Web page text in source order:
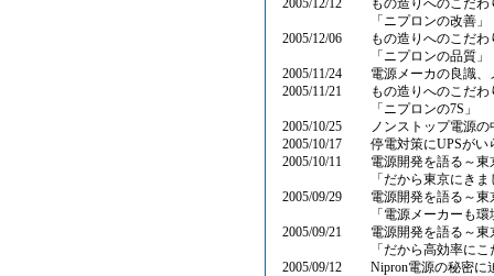
2005/12/12
もの造りへのこだわ
「ニプロンの改善」
2005/12/06
もの造りへのこだわ
「ニプロンの品質」
2005/11/24
電源メーカの良識、
2005/11/21
もの造りへのこだわ
「ニプロンの7S」
2005/10/25
ノンストップ電源
2005/10/17
停電対策にUPSが
2005/10/11
電源開発を語る～
「だから東京にきま
2005/09/29
電源開発を語る～
「電源メーカーも
2005/09/21
電源開発を語る～
「だから高効率に
2005/09/12
Nipron電源の秘密に